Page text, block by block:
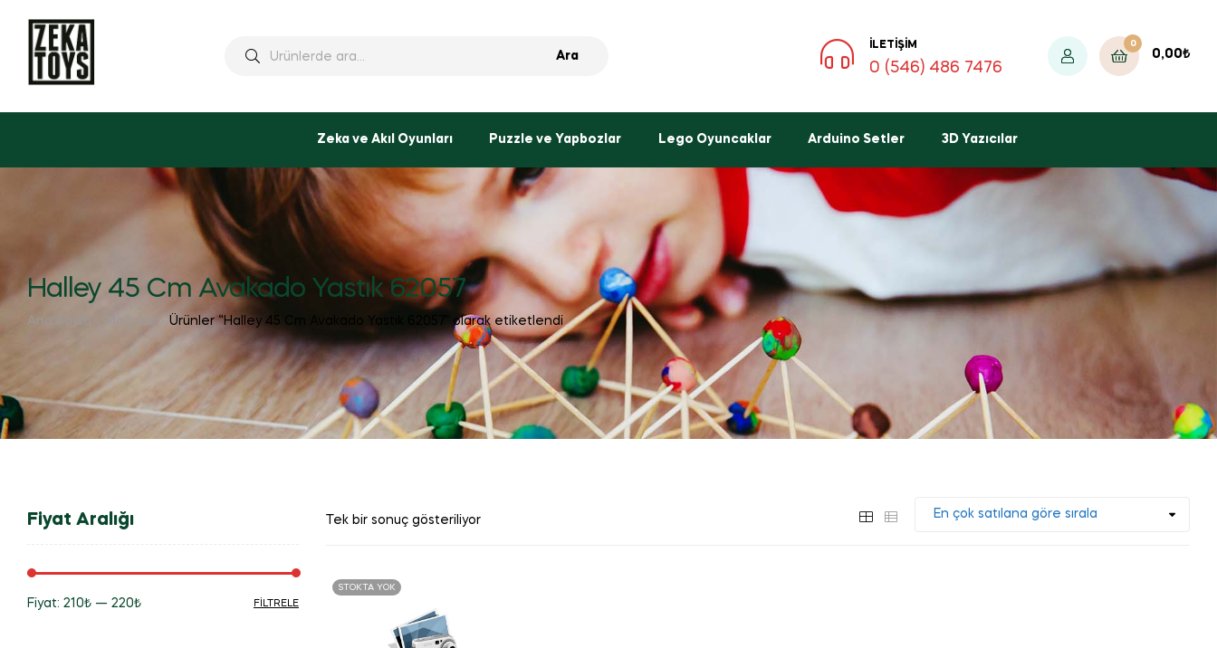
Ara
İLETIŞIM
0 (546) 486 7476
0
0,00₺
Zeka ve Akıl Oyunları Puzzle ve Yapbozlar Lego Oyuncaklar Arduino Setler 3D Yazıcılar
Halley 45 Cm Avakado Yastık 62057
Ana Sayfa Ürünler “Halley 45 Cm Avakado Yastık 62057” olarak etiketlendi
Tek bir sonuç gösteriliyor
STOKTA YOK
Fiyat Aralığı
FILTRELE
Fiyat: 210₺ — 220₺